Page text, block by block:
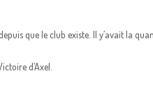
que le club existe. Il y’avait la
d’Axel.